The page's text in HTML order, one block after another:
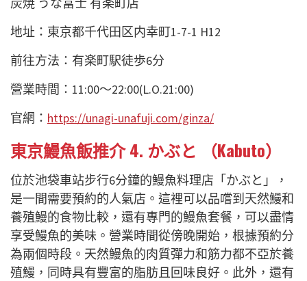
地址：東京都千代田区内幸町1-7-1 H12
前往方法：有楽町駅徒歩6分
營業時間：11:00〜22:00(L.O.21:00)
官網： https://unagi-unafuji.com/ginza/
東京鰻魚飯推介 4. かぶと （Kabuto）
位於池袋車站步行6分鐘的鰻魚料理店「かぶと」，
是一間需要預約的人氣店。這裡可以品嚐到天然鰻和
養殖鰻的食物比較，還有專門的鰻魚套餐，可以盡情
享受鰻魚的美味。營業時間從傍晚開始，根據預約分
為兩個時段。天然鰻魚的肉質彈力和筋力都不亞於養
殖鰻，同時具有豐富的脂肪且回味良好。此外，還有